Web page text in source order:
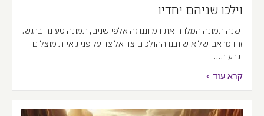
וילכו שניהם יחדיו
ישנה תמונה המלווה את דמיוננו זה אלפי שנים, תמונה טעונה ברגש.
זהו מראם של איש ובנו ההולכים צד אל צד על פני גיאיות מוצלים
וגבעות…
קרא עוד >